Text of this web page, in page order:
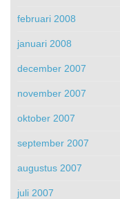
februari 2008
januari 2008
december 2007
november 2007
oktober 2007
september 2007
augustus 2007
juli 2007